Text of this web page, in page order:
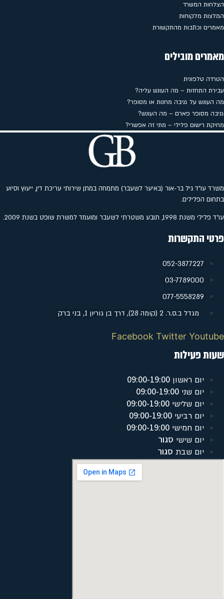
הצלחות המשרד
המלצות מלקוחות
מאמרים וכתבות מהתקשורת
מאמרים מובילים
הטרדה טלפונית
עבירת התחזות – מה העונש עליה?
מה העונש על גניבה מחנות או מסופר?
גניבה מסופר פארם – מה העונש?
מחיקת רישום פלילי – מתי זה אפשרי?
משרד עו"ד גיל בר-אור (באיער לשעבר) מתמחה במתן שירותי עריכת דין, ייעוץ וסיוע
בתחום הפלילים.
עו"ד פלילי משנת 1998, תובע משטרתי לשעבר ומועמד למשרת שופט בשנת 2009.
פרטי התקשרות
052-3877227
‭03-7789000
077-5558289
מגדל ב.ס.ר. 2 (קומה 28), דרך בן גוריון 1, בני ברק
Facebook Twitter Youtube
שעות פעילות
יום ראשון 09:00-19:00
יום שני 09:00-19:00
יום שלישי 09:00-19:00
יום רביעי 09:00-19:00
יום חמישי 09:00-19:00
יום שישי סגור
יום שבת סגור